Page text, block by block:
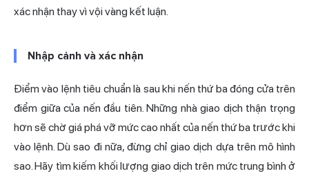
xác nhận thay vì vội vàng kết luận.
Nhập cảnh và xác nhận
Điểm vào lệnh tiêu chuẩn là sau khi nến thứ ba đóng cửa trên
điểm giữa của nến đầu tiên. Những nhà giao dịch thận trọng
hơn sẽ chờ giá phá vỡ mức cao nhất của nến thứ ba trước khi
vào lệnh. Dù sao đi nữa, đừng chỉ giao dịch dựa trên mô hình
sao. Hãy tìm kiếm khối lượng giao dịch trên mức trung bình ở